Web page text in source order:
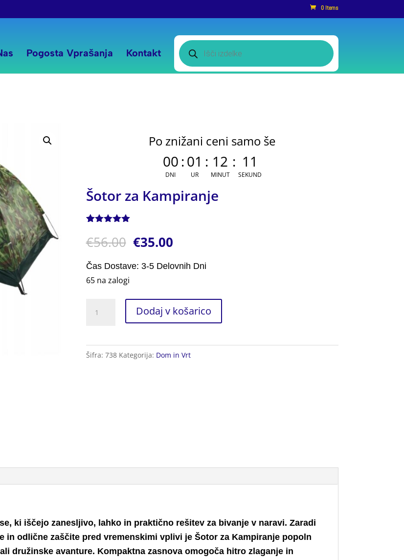
0 Items
Pogosta Vprašanja Kontakt
Products
search
Po znižani ceni samo še
00
DNI
:01
UR
: 12
MINUT
: 10
SEKUND
Šotor za Kampiranje
5.00 od 5
na podlagi
stranke
€56.00 €35.00
Čas Dostave: 3-5 Delovnih Dni
65 na zalogi
količina
Dodaj v košarico
Šifra: 738 Kategorija: Dom in Vrt
ki iščejo zanesljivo, lahko in praktično rešitev za bivanje v naravi. Zaradi
in odlične zaščite pred vremenskimi vplivi je Šotor za Kampiranje popoln
družinske avanture. Kompaktna zasnova omogoča hitro zlaganje in